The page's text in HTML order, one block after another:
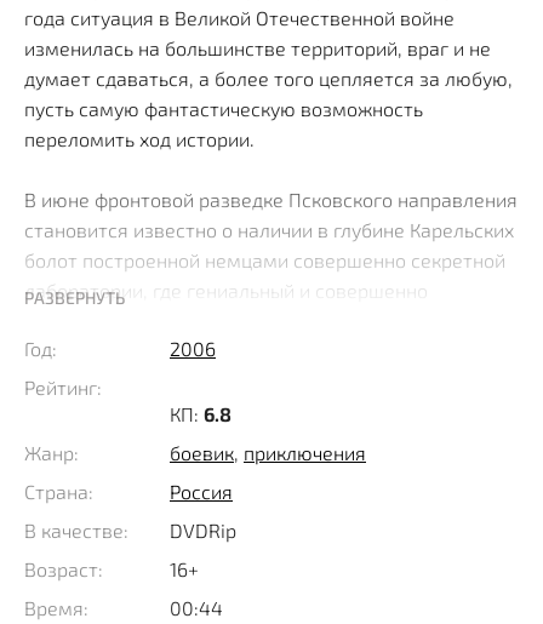
года ситуация в Великой Отечественной войне
изменилась на большинстве территорий, враг и не
думает сдаваться, а более того цепляется за любую,
пусть самую фантастическую возможность
переломить ход истории.
В июне фронтовой разведке Псковского направления
становится известно о наличии в глубине Карельских
болот построенной немцами совершенно секретной
лаборатории, где гениальный и совершенно
Орчаховски ведет работы по созданию уникального
средства, способного в несколько раз увеличить
ресурсы человеческого организма. Деятельность
лаборатории курирует любимец Гитлера, Отто
Скорцени, а для испытаний используются советские
военнопленные.
Разобраться с указанной проблемой поручается
РАЗВЕРНУТЬ
Год:
2006
Рейтинг:
КП: 6.8
Жанр:
боевик приключения
Страна:
Россия
В качестве:
DVDRip
Возраст:
16+
Время:
00:44